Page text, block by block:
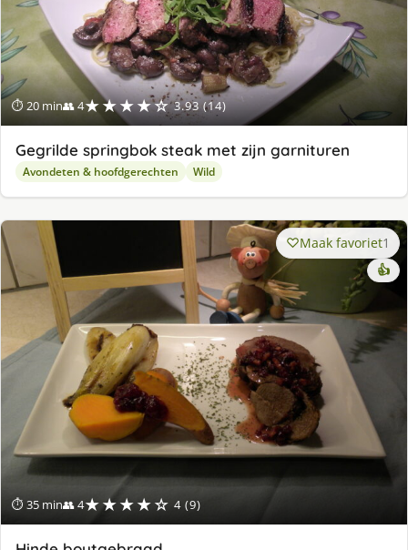
⏱ 20 min👥 4★★★★☆ 3.93 (14)
Gegrilde springbok steak met zijn garnituren
Avondeten & hoofdgerechten Wild
⏱ 35 min👥 4★★★★☆ 4 (9)
Maak favoriet1
👍